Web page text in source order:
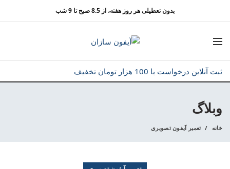
بدون تعطیلی هر روز هفته، از 8.5 صبح تا 9 شب
ثبت آنلاین درخواست با 100 هزار تومان تخفیف
وبلاگ
خانه تعمیر آیفون تصویری